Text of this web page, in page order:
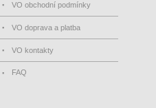
VO obchodní podmínky
VO doprava a platba
VO kontakty
FAQ